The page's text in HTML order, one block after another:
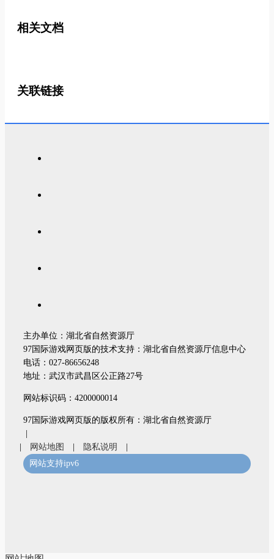
相关文档
关联链接
主办单位：湖北省自然资源厅
97国际游戏网页版的技术支持：湖北省自然资源厅信息中心
电话：027-86656248
地址：武汉市武昌区公正路27号
网站标识码：4200000014
97国际游戏网页版的版权所有：湖北省自然资源厅
网站地图 隐私说明
网站支持ipv6